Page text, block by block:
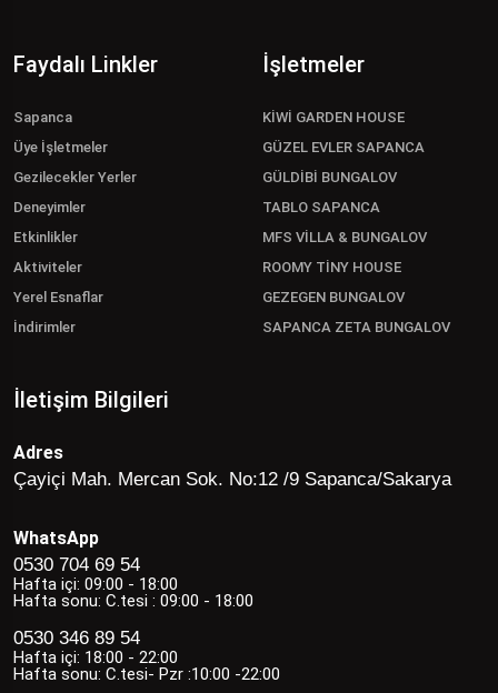
Faydalı Linkler
Sapanca
Üye İşletmeler
Gezilecekler Yerler
Deneyimler
Etkinlikler
Aktiviteler
Yerel Esnaflar
İndirimler
İşletmeler
KİWİ GARDEN HOUSE
GÜZEL EVLER SAPANCA
GÜLDİBİ BUNGALOV
TABLO SAPANCA
MFS VİLLA & BUNGALOV
ROOMY TİNY HOUSE
GEZEGEN BUNGALOV
SAPANCA ZETA BUNGALOV
İletişim Bilgileri
Adres
Çayiçi Mah. Mercan Sok. No:12 /9 Sapanca/Sakarya
WhatsApp
0530 704 69 54
Hafta içi: 09:00 - 18:00
Hafta sonu: C.tesi : 09:00 - 18:00
0530 346 89 54
Hafta içi: 18:00 - 22:00
Hafta sonu: C.tesi- Pzr :10:00 -22:00